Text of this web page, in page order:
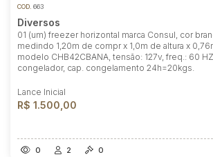
COD. 663
Diversos
01 (um) freezer horizontal marca Consul, cor
medindo 1,20m de compr x 1,0m de altura x
modelo CHB42CBANA, tensão: 127v, freq.: 60
congelador, cap. congelamento 24h=20kgs.
Lance Inicial
R$ 1.500,00
0 2 0